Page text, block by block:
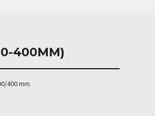
400MM)
400 mm.